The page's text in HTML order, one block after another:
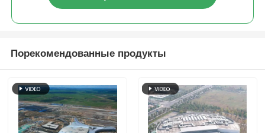
Порекомендованные продукты